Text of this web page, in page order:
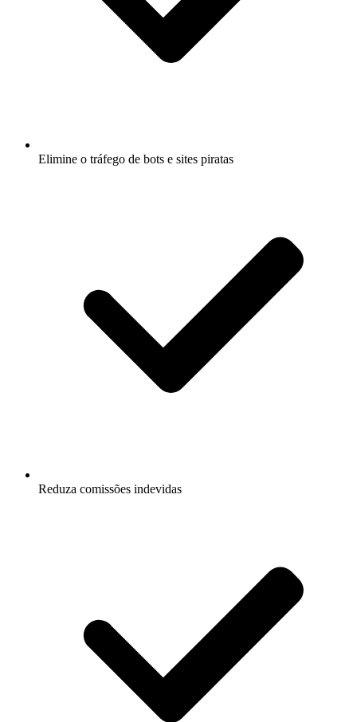
Elimine o tráfego de bots e sites piratas
Reduza comissões indevidas